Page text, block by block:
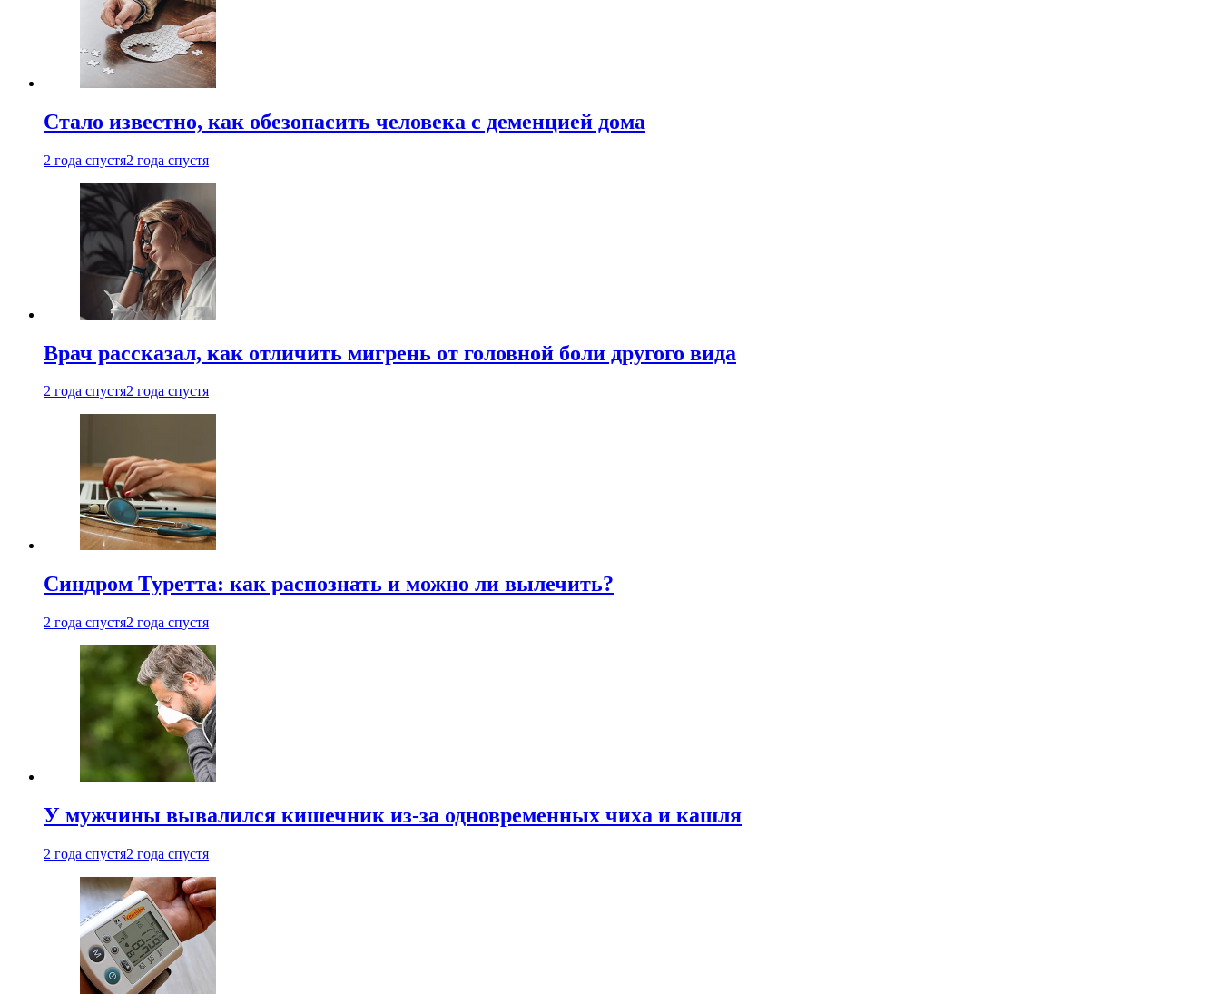
Стало известно, как обезопасить человека с деменцией дома
2 года спустя2 года спустя
Врач рассказал, как отличить мигрень от головной боли другого вида
2 года спустя2 года спустя
Синдром Туретта: как распознать и можно ли вылечить?
2 года спустя2 года спустя
У мужчины вывалился кишечник из-за одновременных чиха и кашля
2 года спустя2 года спустя